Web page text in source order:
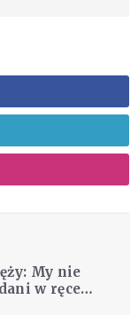
My nie
w ręce
trzymać